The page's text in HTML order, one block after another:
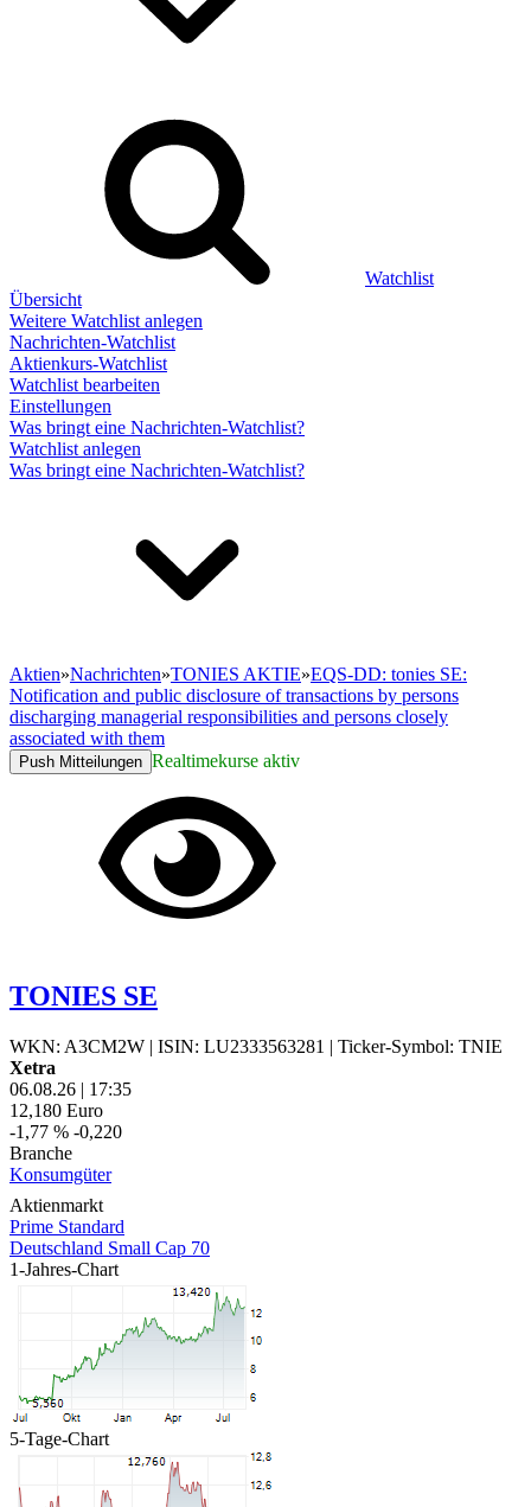
Watchlist
Übersicht
Weitere Watchlist anlegen
Nachrichten-Watchlist
Aktienkurs-Watchlist
Watchlist bearbeiten
Einstellungen
Was bringt eine Nachrichten-Watchlist?
Watchlist anlegen
Was bringt eine Nachrichten-Watchlist?
Aktien»Nachrichten»TONIES AKTIE»EQS-DD: tonies SE:
Notification and public disclosure of transactions by persons
discharging managerial responsibilities and persons closely
associated with them
Push Mitteilungen Realtimekurse aktiv
TONIES SE
WKN: A3CM2W | ISIN: LU2333563281 | Ticker-Symbol: TNIE
Xetra
06.08.26 | 17:35
12,180 Euro
-1,77 % -0,220
Branche
Konsumgüter
Aktienmarkt
Prime Standard
Deutschland Small Cap 70
1-Jahres-Chart
5-Tage-Chart